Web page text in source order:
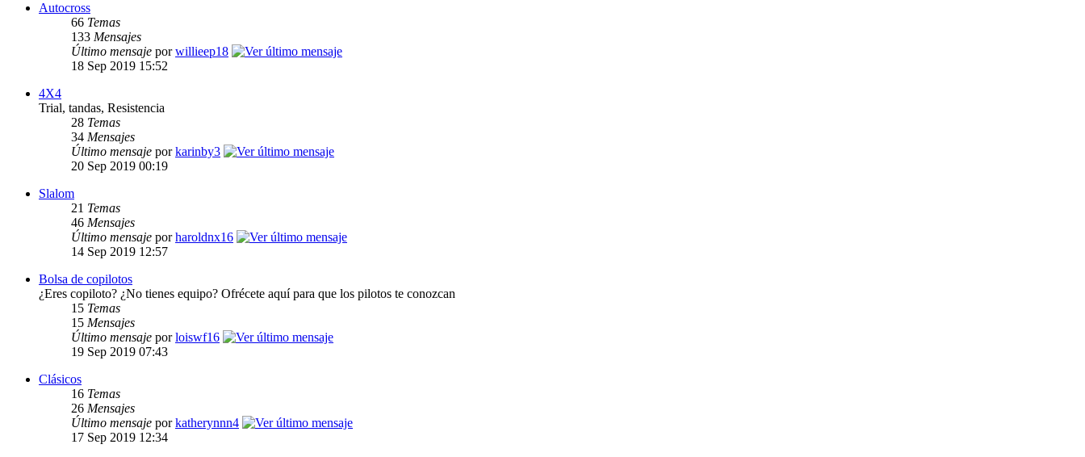
Autocross
66 Temas
133 Mensajes
Último mensaje porwillieep18
18 Sep 2019 15:52
4X4
Trial, tandas, Resistencia
28 Temas
34 Mensajes
Último mensaje porkarinby3
20 Sep 2019 00:19
Slalom
21 Temas
46 Mensajes
Último mensaje porharoldnx16
14 Sep 2019 12:57
Bolsa de copilotos
¿Eres copiloto? ¿No tienes equipo? Ofrécete aquí para que los pilotos te conozcan
15 Temas
15 Mensajes
Último mensaje porloiswf16
19 Sep 2019 07:43
Clásicos
16 Temas
26 Mensajes
Último mensaje porkatherynnn4
17 Sep 2019 12:34